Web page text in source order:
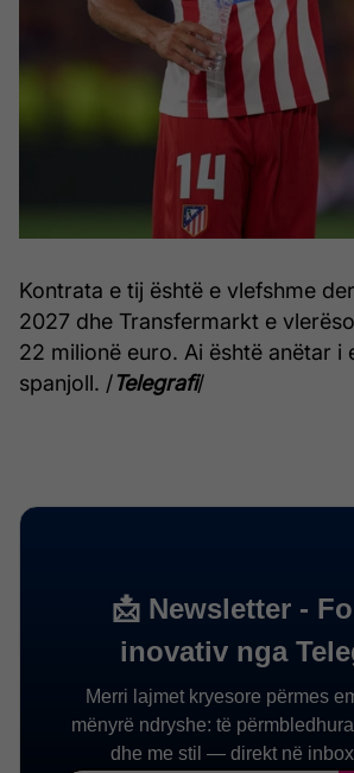
Kontrata e tij është e vlefshme
2027 dhe Transfermarkt e
22 milionë euro. Ai është anëtar i
spanjoll. /Telegrafi/